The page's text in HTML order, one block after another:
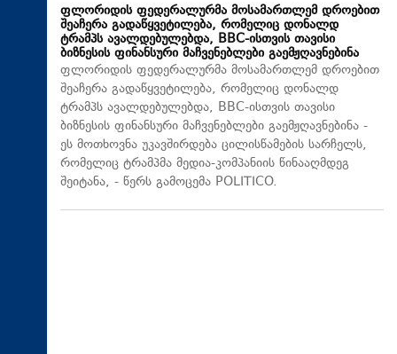
ფლორიდის ფედერალურმა მოსამართლემ დროებით
შეაჩერა გადაწყვეტილება, რომელიც დონალდ
ტრამპს ავალდებულებდა, BBC-ისთვის თავისი
ბიზნესის ფინანსური მაჩვენებლები გაემჟღავნებინა
ფლორიდის ფედერალურმა მოსამართლემ დროებით
შეაჩერა გადაწყვეტილება, რომელიც დონალდ
ტრამპს ავალდებულებდა, BBC-ისთვის თავისი
ბიზნესის ფინანსური მაჩვენებლები გაემჟღავნებინა -
ეს მოთხოვნა უკავშირდება ცილისწამების სარჩელს,
რომელიც ტრამპმა მედია-კომპანიის წინააღმდეგ
შეიტანა, - წერს გამოცემა POLITICO.